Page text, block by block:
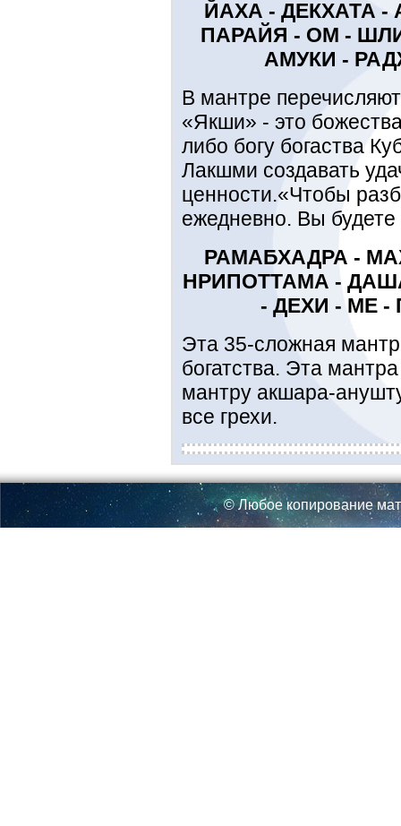
ЙАХА - ДЕКХАТА -
ПАРАЙЯ - ОМ -
АМУКИ -
В мантре
«Якши» - это
либо богу богаства
Лакшми создавать
ценности.«Чтобы
ежедневно. Вы будете
РАМАБХАДРА -
НРИПОТТАМА -
- ДЕХИ - МЕ
Эта 35-сложная
богатства. Эта
мантру акшара-
все грехи.
© Любое копирование